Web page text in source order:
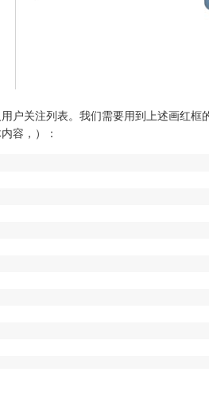
户关注列表。我们需要用到上述画红
容，）：